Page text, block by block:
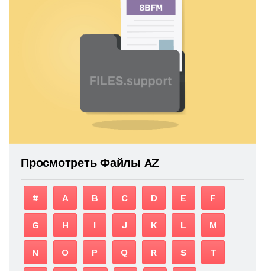
Просмотреть Файлы AZ
# A B C D E F
G H I J K L M
N O P Q R S T